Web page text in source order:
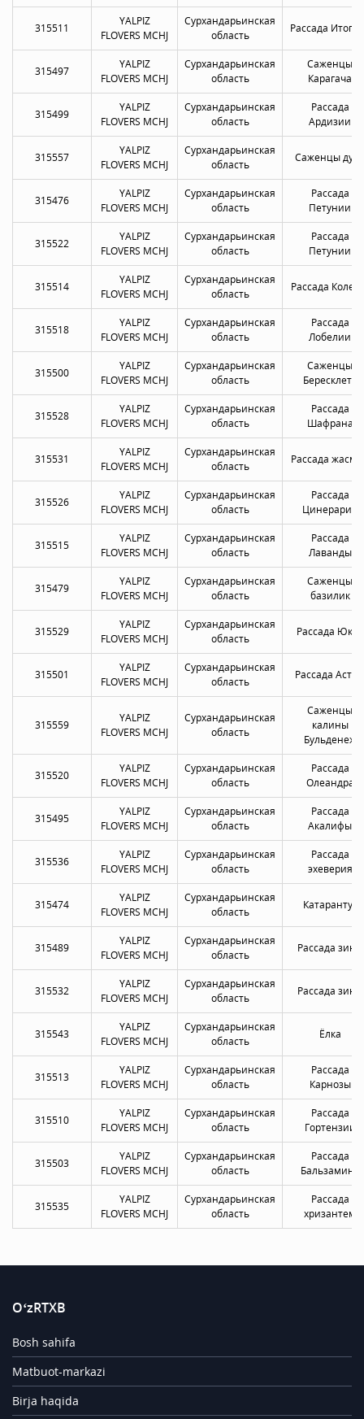
315511
YALPIZ
FLOVERS MCHJ
Сурхандарьинская
область
Рассада
315497
YALPIZ
FLOVERS MCHJ
Сурхандарьинская
область
Саженцы
Карагача
315499
YALPIZ
FLOVERS MCHJ
Сурхандарьинская
область
Рассада
Ардизии
315557
YALPIZ
FLOVERS MCHJ
Сурхандарьинская
область
Саженцы дуба
315476
YALPIZ
FLOVERS MCHJ
Сурхандарьинская
область
Рассада
Петунии
315522
YALPIZ
FLOVERS MCHJ
Сурхандарьинская
область
Рассада
Петунии
315514
YALPIZ
FLOVERS MCHJ
Сурхандарьинская
область
Рассада
315518
YALPIZ
FLOVERS MCHJ
Сурхандарьинская
область
Рассада
Лобелии
315500
YALPIZ
FLOVERS MCHJ
Сурхандарьинская
область
Саженцы
Бересклета
315528
YALPIZ
FLOVERS MCHJ
Сурхандарьинская
область
Рассада
Шафрана
315531
YALPIZ
FLOVERS MCHJ
Сурхандарьинская
область
Рассада
315526
YALPIZ
FLOVERS MCHJ
Сурхандарьинская
область
Рассада
Цинерарии
315515
YALPIZ
FLOVERS MCHJ
Сурхандарьинская
область
Рассада
Лаванды
315479
YALPIZ
FLOVERS MCHJ
Сурхандарьинская
область
Саженцы
базилик
315529
YALPIZ
FLOVERS MCHJ
Сурхандарьинская
область
Рассада Юкки
315501
YALPIZ
FLOVERS MCHJ
Сурхандарьинская
область
Рассада Астры
315559
YALPIZ
FLOVERS MCHJ
Сурхандарьинская
область
Саженцы
калины
Бульденеж
315520
YALPIZ
FLOVERS MCHJ
Сурхандарьинская
область
Рассада
Олеандра
315495
YALPIZ
FLOVERS MCHJ
Сурхандарьинская
область
Рассада
Акалифы
315536
YALPIZ
FLOVERS MCHJ
Сурхандарьинская
область
Рассада
эхеверия
315474
YALPIZ
FLOVERS MCHJ
Сурхандарьинская
область
Катарантус
315489
YALPIZ
FLOVERS MCHJ
Сурхандарьинская
область
Рассада зины
315532
YALPIZ
FLOVERS MCHJ
Сурхандарьинская
область
Рассада зины
315543
YALPIZ
FLOVERS MCHJ
Сурхандарьинская
область
Ёлка
315513
YALPIZ
FLOVERS MCHJ
Сурхандарьинская
область
Рассада
Карнозы
315510
YALPIZ
FLOVERS MCHJ
Сурхандарьинская
область
Рассада
Гортензии
315503
YALPIZ
FLOVERS MCHJ
Сурхандарьинская
область
Рассада
Бальзамина
315535
YALPIZ
FLOVERS MCHJ
Сурхандарьинская
область
Рассада
хризантем
O‘zRTXB
Bosh sahifa
Matbuot-markazi
Birja haqida